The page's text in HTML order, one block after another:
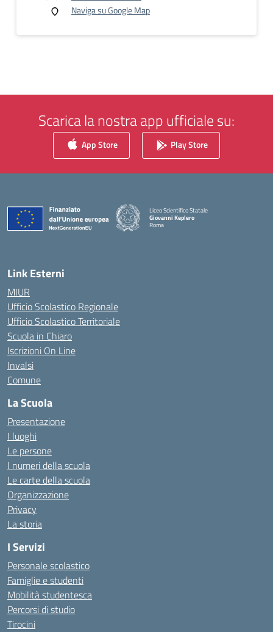
Naviga su Google Map
Scarica la nostra app ufficiale su:
App Store Play Store
Liceo Scientifico Statale
Giovanni Keplero
Roma
Link Esterni
MIUR
Ufficio Scolastico Regionale
Ufficio Scolastico Territoriale
Scuola in Chiaro
Iscrizioni On Line
Invalsi
Comune
La Scuola
Presentazione
I luoghi
Le persone
I numeri della scuola
Le carte della scuola
Organizzazione
Privacy
La storia
I Servizi
Personale scolastico
Famiglie e studenti
Mobilità studentesca
Percorsi di studio
Tirocini